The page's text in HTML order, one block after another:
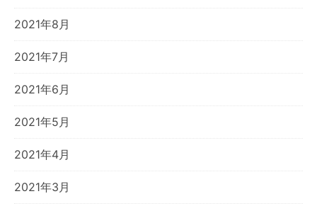
2021年8月
2021年7月
2021年6月
2021年5月
2021年4月
2021年3月